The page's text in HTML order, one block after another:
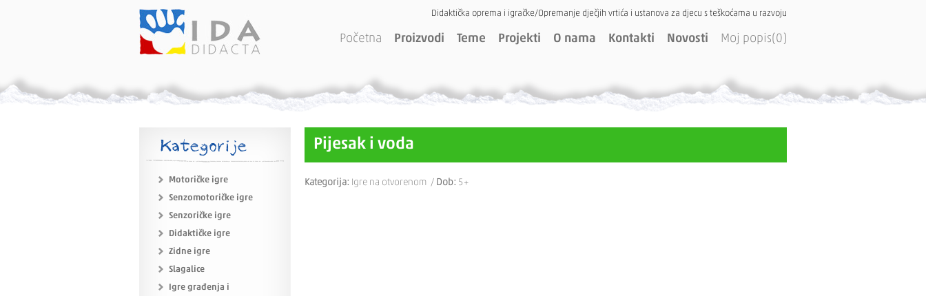
Didaktička oprema i igračke/Opremanje dječjih vrtića i ustanova za djecu s teškoćama u razvoju
Moj popis(0)
Novosti
Kontakti
O nama
Projekti
Teme
Proizvodi
Početna
Kategorije
Motoričke igre
Senzomotoričke igre
Senzoričke igre
Didaktičke igre
Zidne igre
Slagalice
Igre građenja i
Pijesak i voda
Kategorija: Igre na otvorenom / Dob: 5+